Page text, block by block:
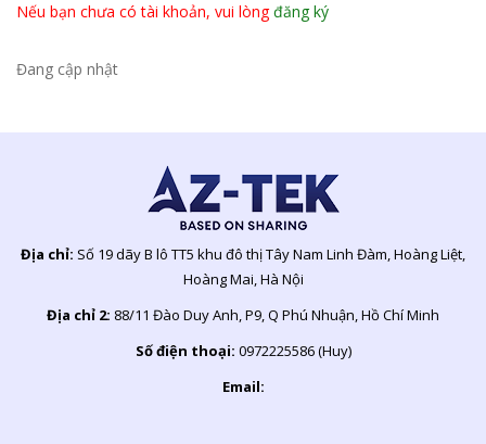
Nếu bạn chưa có tài khoản, vui lòngđăng ký
Đang cập nhật
Địa chỉ: Số 19 dãy B lô TT5 khu đô thị Tây Nam Linh Đàm, Hoàng Liệt,
Hoàng Mai, Hà Nội
Địa chỉ 2: 88/11 Đào Duy Anh, P9, Q Phú Nhuận, Hồ Chí Minh
Số điện thoại: 0972225586 (Huy)
Email: